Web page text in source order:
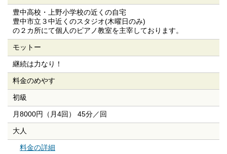
豊中高校・上野小学校の近くの自宅
豊中市立３中近くのスタジオ(木曜日のみ)
の２カ所にて個人のピアノ教室を主宰しております。
モットー
継続は力なり！
料金のめやす
初級
月8000円（月4回） 45分／回
大人
料金の詳細